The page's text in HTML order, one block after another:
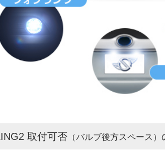
取付可否 （バルブ後方スペース）